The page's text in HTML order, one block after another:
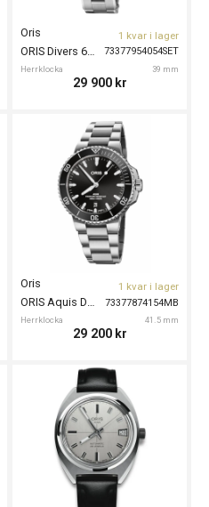
73377954054SET
Oris
Herrklocka 39 mm
ORIS Divers 65 39mm
1 kvar i lager
29 900 kr
73377874154MB
Oris
Herrklocka 41.5 mm
ORIS Aquis Date 41,5mm
1 kvar i lager
29 200 kr